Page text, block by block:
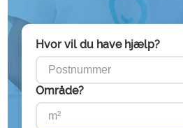
Hvor vil du have hjælp?
Område?